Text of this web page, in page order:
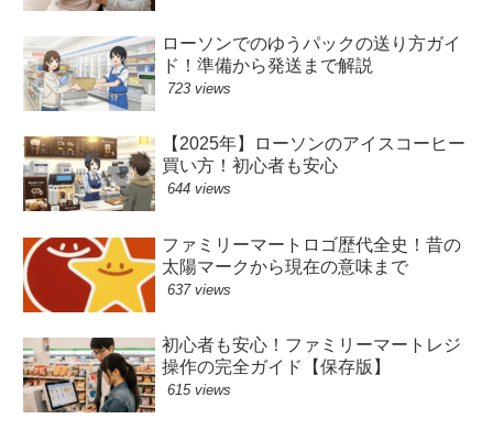
ローソンでのゆうパックの送り方ガイ
ド！準備から発送まで解説
723 views
【2025年】ローソンのアイスコーヒー
買い方！初心者も安心
644 views
ファミリーマートロゴ歴代全史！昔の
太陽マークから現在の意味まで
637 views
初心者も安心！ファミリーマートレジ
操作の完全ガイド【保存版】
615 views